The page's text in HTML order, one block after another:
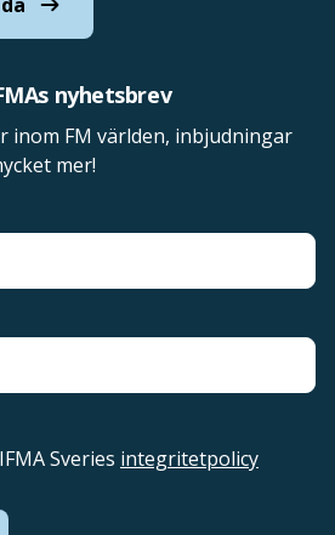
nyhetsbrev
inom FM världen, inbjudningar
mer!
Sveries integritetpolicy